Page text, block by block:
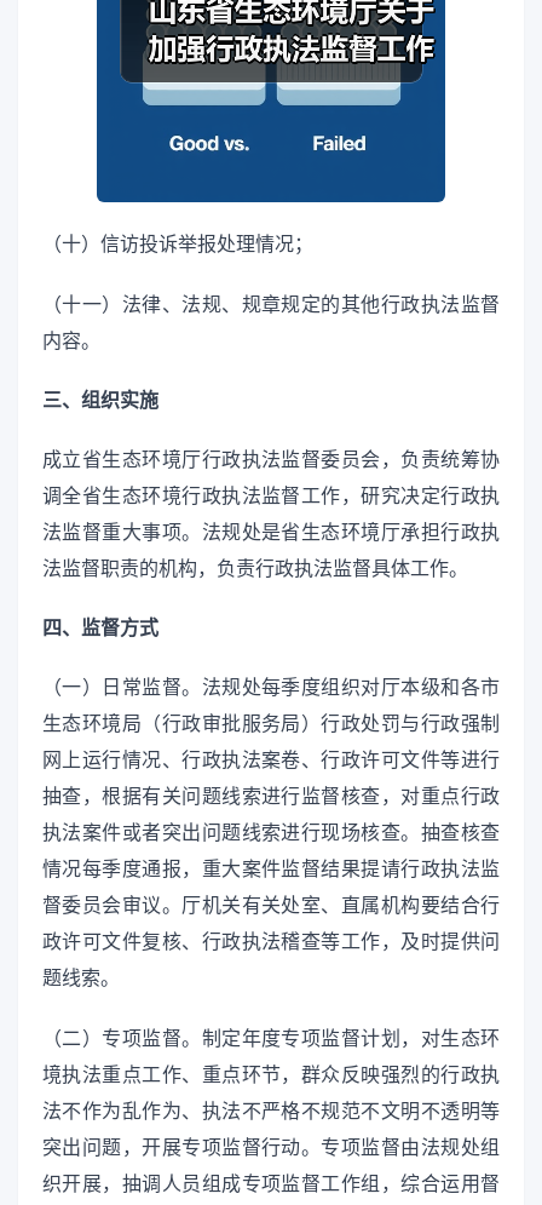
（十）信访投诉举报处理情况；
（十一）法律、法规、规章规定的其他行政执法监督
内容。
三、组织实施
成立省生态环境厅行政执法监督委员会，负责统筹协
调全省生态环境行政执法监督工作，研究决定行政执
法监督重大事项。法规处是省生态环境厅承担行政执
法监督职责的机构，负责行政执法监督具体工作。
四、监督方式
（一）日常监督。法规处每季度组织对厅本级和各市
生态环境局（行政审批服务局）行政处罚与行政强制
网上运行情况、行政执法案卷、行政许可文件等进行
抽查，根据有关问题线索进行监督核查，对重点行政
执法案件或者突出问题线索进行现场核查。抽查核查
情况每季度通报，重大案件监督结果提请行政执法监
督委员会审议。厅机关有关处室、直属机构要结合行
政许可文件复核、行政执法稽查等工作，及时提供问
题线索。
（二）专项监督。制定年度专项监督计划，对生态环
境执法重点工作、重点环节，群众反映强烈的行政执
法不作为乱作为、执法不严格不规范不文明不透明等
突出问题，开展专项监督行动。专项监督由法规处组
织开展，抽调人员组成专项监督工作组，综合运用督